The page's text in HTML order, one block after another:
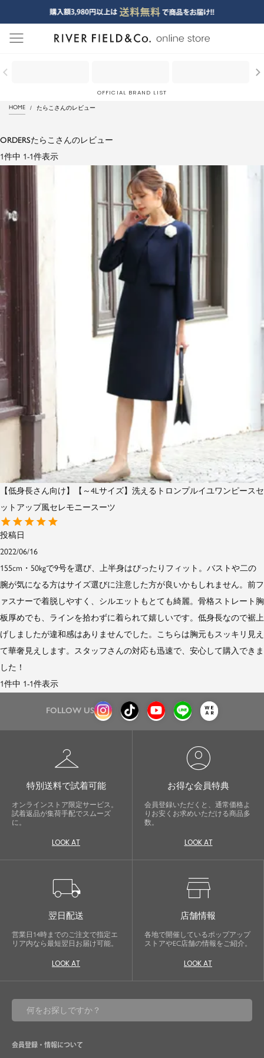
menu
OFFICIAL BRAND LIST
HOME たらこさんのレビュー
ORDERSたらこさんのレビュー
1件中 1-1件表示
【低身長さん向け】【～4Lサイズ】洗えるトロンプルイユワンピースセ
ットアップ風セレモニースーツ
投稿日
2022/06/16
155cm・50kgで9号を選び、上半身はぴったりフィット。バストや二の
腕が気になる方はサイズ選びに注意した方が良いかもしれません。前フ
ァスナーで着脱しやすく、シルエットもとても綺麗。骨格ストレート胸
板厚めでも、ラインを拾わずに着られて嬉しいです。低身長なので裾上
げしましたが違和感はありませんでした。こちらは胸元もスッキリ見え
て華奢見えします。スタッフさんの対応も迅速で、安心して購入できま
した！
1件中 1-1件表示
FOLLOW US
checkroom
特別送料で試着可能
オンラインストア限定サービス。
試着返品が集荷手配でスムーズ
に。
LOOK AT
account_circle
お得な会員特典
会員登録いただくと、通常価格よ
りお安くお求めいただける商品多
数。
LOOK AT
local_shipping
翌日配送
営業日14時までのご注文で指定エ
リア内なら最短翌日お届け可能。
LOOK AT
store
店舗情報
各地で開催しているポップアップ
ストアやEC店舗の情報をご紹介。
LOOK AT
会員登録・情報について